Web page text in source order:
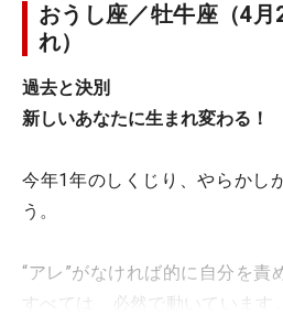
おうし座／牡牛座（4月
れ）
過去と決別
新しいあなたに生まれ変わる！
今年1年のしくじり、やらかし
う。
“アレ”がなければ的に自分を責
すべては、必然で動いています